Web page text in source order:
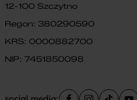
12-100 Szczytno
Regon: 380290590
KRS: 0000882700
NIP: 7451850098